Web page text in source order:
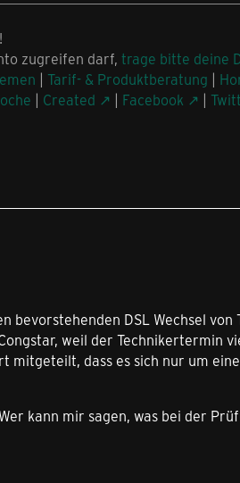
zugreifen darf, trage bitte deine
| Tarif- & Produktberatung |
| Created | Facebook |
DSL Wechsel von
weil der Technikertermin
mitgeteilt, dass es sich nur um
kann mir sagen, was bei der